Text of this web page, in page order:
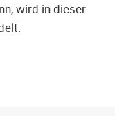
wird in dieser
– Ein Archiv